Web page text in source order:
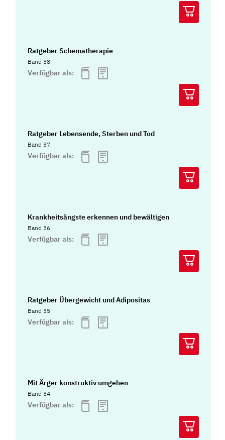
Ratgeber Schematherapie
Band 38
Verfügbar als:
Ratgeber Lebensende, Sterben und Tod
Band 37
Verfügbar als:
Krankheitsängste erkennen und bewältigen
Band 36
Verfügbar als:
Ratgeber Übergewicht und Adipositas
Band 35
Verfügbar als:
Mit Ärger konstruktiv umgehen
Band 34
Verfügbar als: